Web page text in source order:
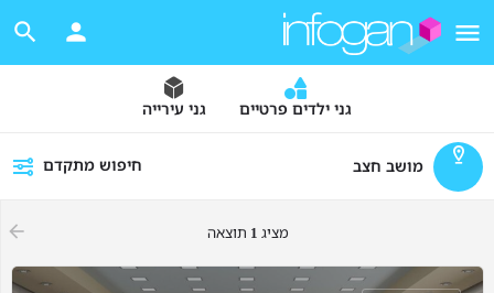
גני ילדים פרטיים גני עירייה
מושב חצב חיפוש מתקדם
מציג 1 תוצאה